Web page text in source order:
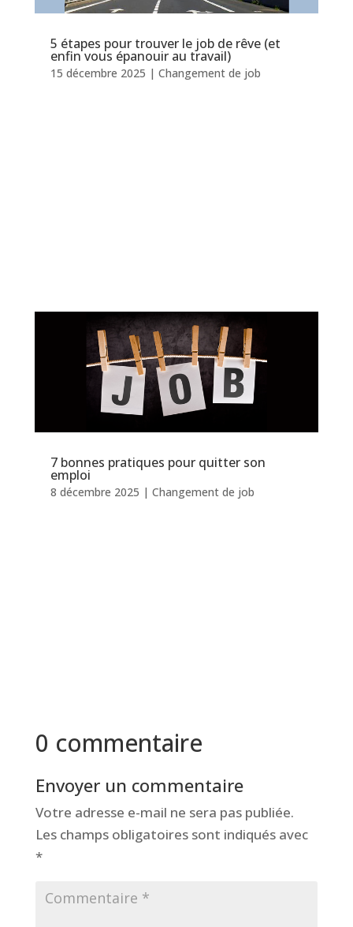
5 étapes pour trouver le job de rêve (et
enfin vous épanouir au travail)
15 décembre 2025 | Changement de job
7 bonnes pratiques pour quitter son
emploi
8 décembre 2025 | Changement de job
0 commentaire
Envoyer un commentaire
Votre adresse e-mail ne sera pas publiée.
Les champs obligatoires sont indiqués avec
*